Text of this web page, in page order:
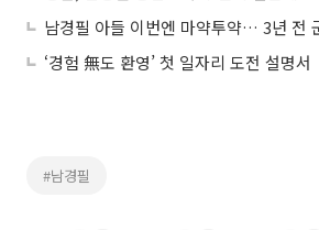
‘경험 無도 환영’ 첫 일자리 도전 설명서
#남경필